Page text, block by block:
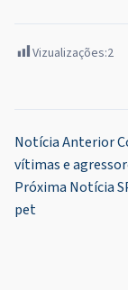
Vizualizações:2
Navegação
de
Post
Notícia Anterior
vítimas e
Próxima Notícia
pet